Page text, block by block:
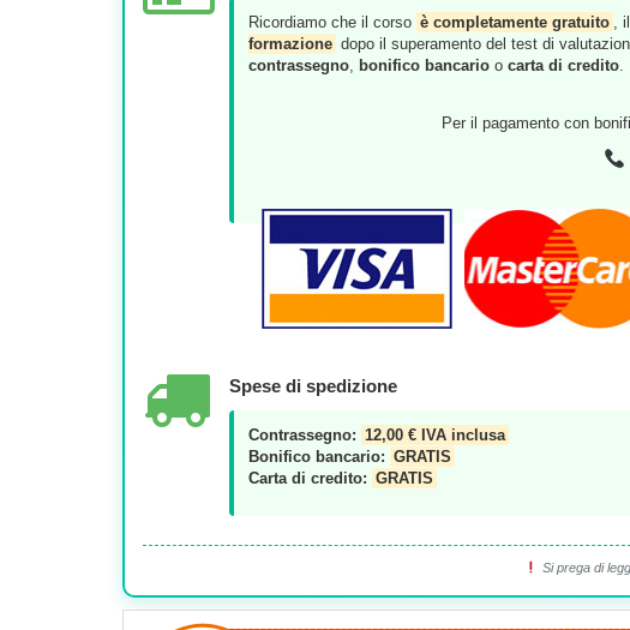
Ricordiamo che il corso è completamente gratuito ,
formazione dopo il superamento del test di
contrassegno, bonifico bancario ocarta di credito.
Per il pagamento con
Spese di spedizione
Contrassegno: 12,00 € IVA inclusa
Bonifico bancario: GRATIS
Carta di credito: GRATIS
Si prega di